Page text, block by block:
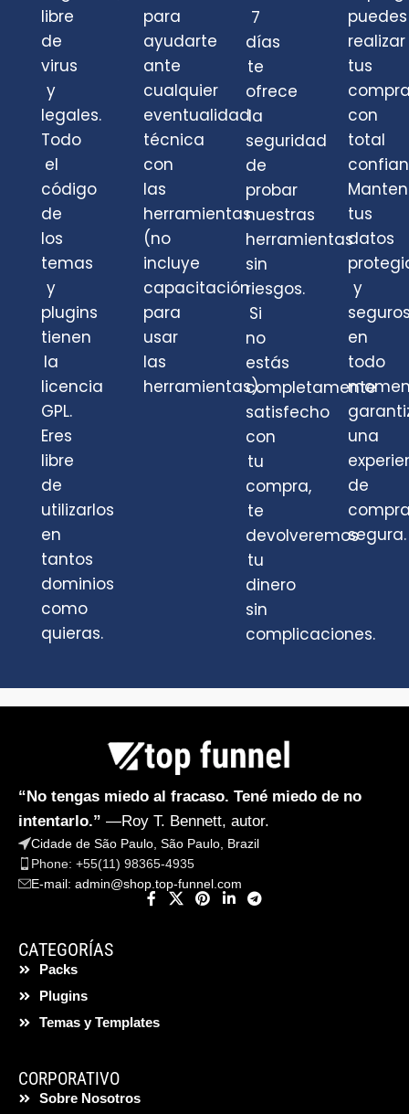
libre
de
virus
y
legales.
Todo
el
código
de
los
temas
y
plugins
tienen
la
licencia
GPL.
Eres
libre
de
utilizarlos
en
tantos
dominios
como
quieras.
para
ayudarte
ante
cualquier
eventualidad
técnica
con
las
herramientas
(no
incluye
capacitación
para
usar
las
herramientas).
7
días
te
ofrece
la
seguridad
de
probar
nuestras
herramientas
sin
riesgos.
Si
no
estás
completamente
satisfecho
con
tu
compra,
te
devolveremos
tu
dinero
sin
complicaciones.
puedes
realizar
tus
con
total
tus
datos
y
en
todo
una
de
segura.
“No tengas miedo al fracaso. Tené miedo de no
intentarlo.” —Roy T. Bennett, autor.
Cidade de São Paulo, São Paulo, Brazil
Phone: +55(11) 98365-4935
E-mail: admin@shop.top-funnel.com
CATEGORÍAS
Packs
Plugins
Temas y Templates
CORPORATIVO
Sobre Nosotros